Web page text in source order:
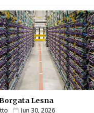
Lesna
Jun 30, 2026